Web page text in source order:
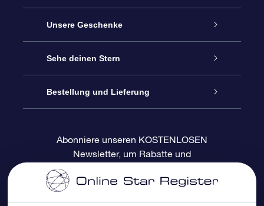
Service
Kontakt
Blog
Bewertungen
Unsere Geschenke
Sterne schenken
OSR-Geschenkpaket
OSR-Geschenkgutschein
Firmengeschenke
Sehe deinen Stern
Sternregister
Personalisierte Sternseite
One Million Stars
Bestellung und Lieferung
Zahlungsinformationen
Versandinformationen
Abonniere unseren KOSTENLOSEN
Newsletter, um Rabatte und